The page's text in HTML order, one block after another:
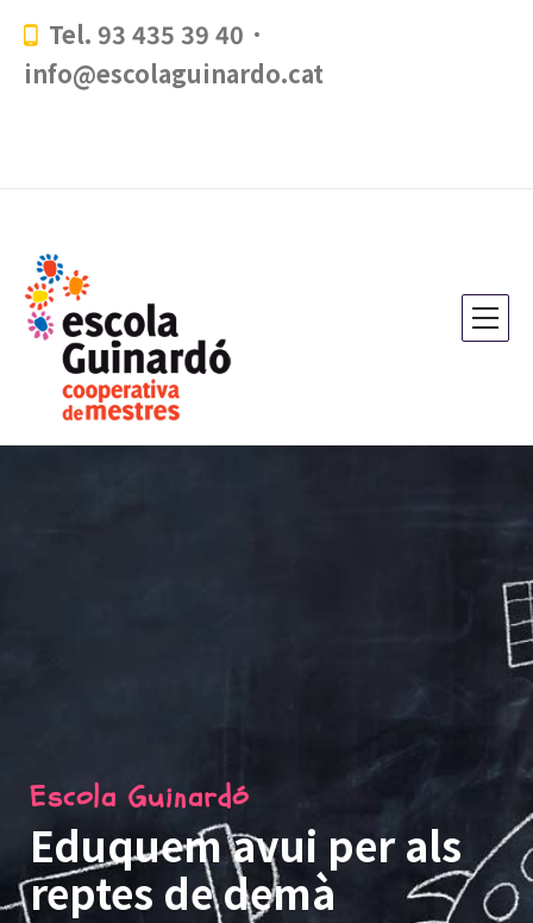
Tel. 93 435 39 40 ·
info@escolaguinardo.cat
Escola Guinardó
Eduquem avui per als
reptes de demà